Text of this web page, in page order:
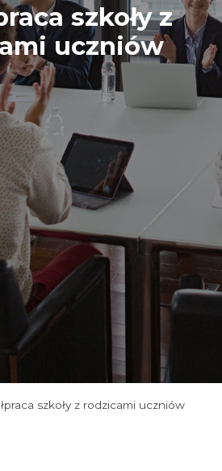
szkoły z
uczniów
szkoły z rodzicami uczniów